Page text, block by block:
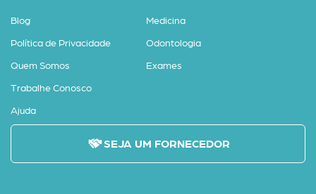
Blog
Política de Privacidade
Quem Somos
Trabalhe Conosco
Ajuda
Medicina
Odontologia
Exames
SEJA UM FORNECEDOR